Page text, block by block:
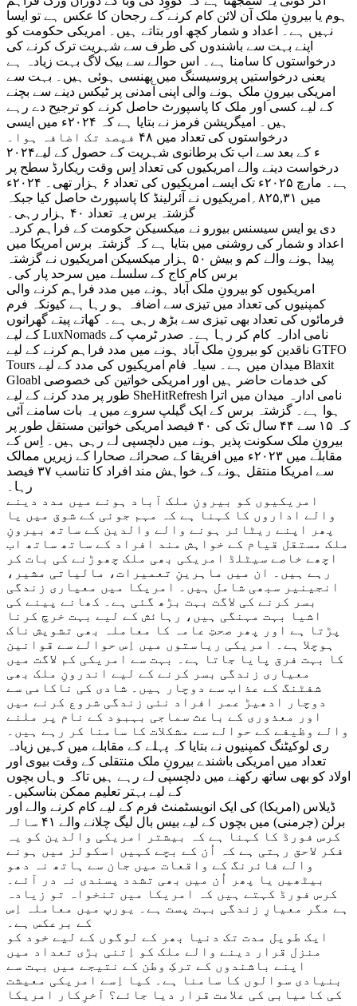
ہوم یا بیرونِ ملک آن لائن کام کرنے کے رجحان کا عکس ہے تو ایسا
نہیں ہے۔ اعداد و شمار کچھ اور بتاتے ہیں۔ امریکی حکومت کو
اپنے بہت سے باشندوں کی طرف سے شہریت ترک کرنے کی
درخواستوں کا سامنا ہے۔ اس حوالے سے بیک لاگ بہت زیادہ ہے
یعنی درخواستیں پروسیسنگ میں پھنسی ہوئی ہیں۔ بہت سے
امریکی بیرونِ ملک ہونے والی اپنی آمدنی پر ٹیکس دینے سے بچنے
کے لیے کسی اور ملک کا پاسپورٹ حاصل کرنے کو ترجیح دے رہے
ہیں۔ امیگریشن فرمز نے بتایا ہے کہ ۲۰۲۴ء میں ایسی
درخواستوں کی تعداد میں ۴۸ فیصد تک اضافہ ہوا۔
۲۰۲۴ء کے بعد سے اب تک برطانوی شہریت کے حصول کے لیے
درخواست دینے والے امریکیوں کی تعداد اِس وقت ریکارڈ سطح پر
ہے۔ مارچ ۲۰۲۵ء تک ایسے امریکیوں کی تعداد ۶ ہزار تھی۔ ۲۰۲۴ء
میں ۸۲۵,۳۱؍امریکیوں نے آئرلینڈ کا پاسپورٹ حاصل کیا جبکہ
گزشتہ برس یہ تعداد ۴۰ ہزار رہی۔
دی یو ایس سیسنس بیورو نے میکسیکن حکومت کے فراہم کردہ
اعداد و شمار کی روشنی میں بتایا ہے کہ گزشتہ برس امریکا میں
پیدا ہونے والے کم و بیش ۵۰ ہزار میکسیکن امریکیوں نے گزشتہ
برس کام کاج کے سلسلے میں سرحد پار کی۔
امریکیوں کو بیرونِ ملک آباد ہونے میں مدد فراہم کرنے والی
کمپنیوں کی تعداد میں تیزی سے اضافہ ہو رہا ہے کیونکہ فرم
فرمائوں کی تعداد بھی تیزی سے بڑھ رہی ہے۔ کھاتے پیتے گھرانوں
کے لیے LuxNomads نامی ادارہ کام کر رہا ہے۔ صدر ٹرمپ کے
ناقدین کو بیرونِ ملک آباد ہونے میں مدد فراہم کرنے کے لیے GTFO
Tours میدان میں ہے۔ سیاہ فام امریکیوں کی مدد کے لیے Blaxit
Gloabl کی خدمات حاضر ہیں اور امریکی خواتین کی خصوصی
طور پر مدد کرنے کے لیے SheHitRefresh نامی ادارہ میدان میں اترا
ہوا ہے۔ گزشتہ برس کے ایک گیلپ سروے میں یہ بات سامنے آئی
کہ ۱۵ سے ۴۴ سال تک کی ۴۰ فیصد امریکی خواتین مستقل طور پر
بیرونِ ملک سکونت پذیر ہونے میں دلچسپی لے رہی ہیں۔ اِس کے
مقابلے میں ۲۰۲۳ء میں افریقا کے صحرائے صحارا کے زیریں ممالک
سے امریکا منتقل ہونے کے خواہش مند افراد کا تناسب ۳۷ فیصد
رہا۔
امریکیوں کو بیرونِ ملک آباد ہونے میں مدد دینے
والے اداروں کا کہنا ہے کہ مہم جوئی کے شوق میں یا
پھر اپنے ریٹائر ہونے والے والدین کے ساتھ بیرونِ
ملک مستقل قیام کے خواہش مند افراد کے ساتھ ساتھ اب
اچھے خاصے سیٹلڈ امریکی بھی ملک چھوڑنے کی بات کر
رہے ہیں۔ ان میں ماہرینِ تعمیرات، مالیاتی مشیر،
انجینیر سبھی شامل ہیں۔ امریکا میں معیاری زندگی
بسر کرنے کی لاگت بہت بڑھ گئی ہے۔ کھانے پینے کی
اشیا بہت مہنگی ہیں، رہائش کے لیے بہت خرچ کرنا
پڑتا ہے اور پھر صحتِ عامہ کا معاملہ بھی تشویش ناک
ہوچلا ہے۔ امریکی ریاستوں میں اِس حوالے سے قوانین
کا بہت فرق پایا جاتا ہے۔ بہت سے امریکی کم لاگت میں
معیاری زندگی بسر کرنے کے لیے اندرونِ ملک بھی
شفٹنگ کے عذاب سے دوچار ہیں۔ شادی کی ناکامی سے
دوچار ادھیڑ عمر افراد نئی زندگی شروع کرنے میں
اور معذوری کے باعث سماجی بہبود کے نام پر ملنے
والے وظیفے کے حوالے سے مشکلات کا سامنا کر رہے ہیں۔
ری لوکیٹنگ کمپنیوں نے بتایا کہ پہلے کے مقابلے میں کہیں زیادہ
تعداد میں امریکی باشندے بیرونِ ملک منتقلی کے وقت بیوی اور
اولاد کو بھی ساتھ رکھنے میں دلچسپی لے رہے ہیں تاکہ وہاں بچوں
کے لیے بہتر تعلیم ممکن بناسکیں۔
ڈیلاس (امریکا) کی ایک انویسٹمنٹ فرم کے لیے کام کرنے والے اور
برلن (جرمنی) میں بچوں کے لیے بیس بال لیگ چلانے والے ۴۱ سالہ
کرس فورڈ کا کہنا ہے کہ بیشتر امریکی والدین کو یہ
فکر لاحق رہتی ہے کہ اُن کے بچے کہیں اسکولز میں ہونے
والے فائرنگ کے واقعات میں جان سے ہاتھ نہ دھو
بیٹھیں یا پھر اُن میں بھی تشدد پسندی نہ در آئے۔
کرس فورڈ کہتے ہیں کہ امریکا میں تنخواہ تو زیادہ
ہے مگر معیارِ زندگی بہت پست ہے۔ یورپ میں معاملہ اِس
کے برعکس ہے۔
ایک طویل مدت تک دنیا بھر کے لوگوں کے لیے خود کو
منزل قرار دینے والے ملک کو اِتنی بڑی تعداد میں
اپنے باشندوں کے ترکِ وطن کے نتیجے میں بہت سے
بنیادی سوالوں کا سامنا ہے۔ کیا اِسے امریکی معیشت
کی کامیابی کی علامت قرار دیا جائے؟ آخرِکار امریکا